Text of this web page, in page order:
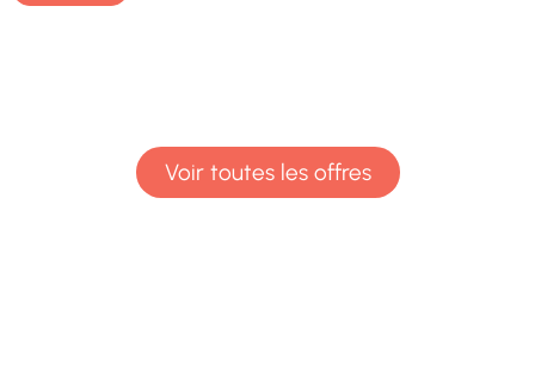
Voir toutes les offres